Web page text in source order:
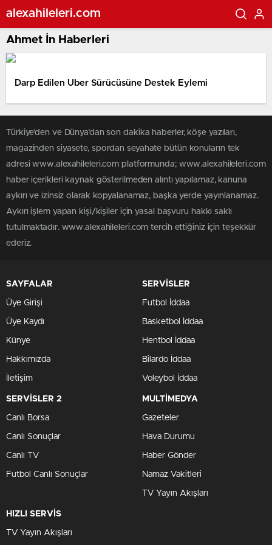
alexahileleri.com
Ahmet İn Haberleri
Darp Edilen Uber Sürücüsüne Destek Eylemi
Türkiye'den ve Dünya’dan son dakika haberler, köşe yazıları,
magazinden siyasete, spordan seyahate bütün konuların tek
adresi www.alexahileleri.com platformunda; www.alexahileleri.com
haber içerikleri kaynak gösterilmeden alıntı yapılamaz, kanuna
aykırı ve izinsiz olarak kopyalanamaz, başka yerde yayınlanamaz.
Aykırı işlem yapan kişi/kişiler için yasal başvuru hakkı saklı
tutulmaktadır. www.alexahileleri.com tercih ettiğiniz için teşekkür
ederiz.
SAYFALAR
Üye Girişi
Üye Kaydı
Künye
Hakkımızda
İletişim
SERVİSLER
Futbol İddaa
Basketbol İddaa
Hentbol İddaa
Bilardo İddaa
Voleybol İddaa
SERVİSLER 2
Canlı Borsa
Canlı Sonuçlar
Canlı TV
Futbol Canlı Sonuçlar
MULTİMEDYA
Gazeteler
Hava Durumu
Haber Gönder
Namaz Vakitleri
TV Yayın Akışları
HIZLI SERVİS
TV Yayın Akışları